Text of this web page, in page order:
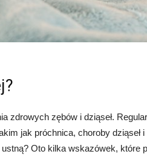
zdrowych zębów i dziąseł.
jak próchnica, choroby dziąseł
Oto kilka wskazówek, które